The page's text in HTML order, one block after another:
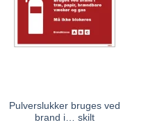
Pulverslukker bruges ved
brand i… skilt